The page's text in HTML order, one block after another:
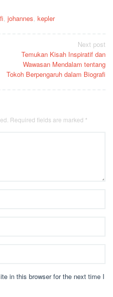
, johannes, kepler
Next post
Temukan Kisah Inspiratif dan
Wawasan Mendalam tentang
Tokoh Berpengaruh dalam Biografi
Required fields are marked *
in this browser for the next time I